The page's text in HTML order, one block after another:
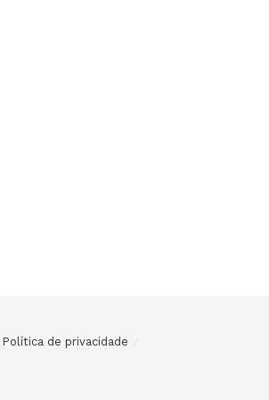
Política de privacidade